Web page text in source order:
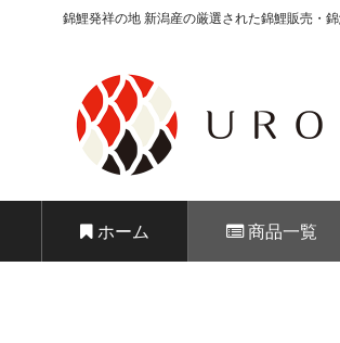
錦鯉発祥の地 新潟産の厳選された錦鯉販売・
錦鯉販売 株
ホーム 商品一覧